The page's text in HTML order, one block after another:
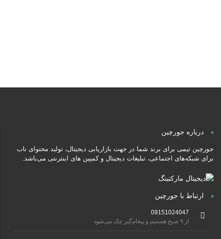
درباره جورچین
جورچین تیمی برای برند شما در جهت بازاریابی دیجیتال، تولید محتوای ناب
برای شبکه‌های اجتماعی، تبلیغات دیجیتال و کمپین های اینترنتی می‌باشد.
ارتباط با جورچین
09151024047
از ۹ صبح هستیم و پیغام‌گیر چک می‌شود